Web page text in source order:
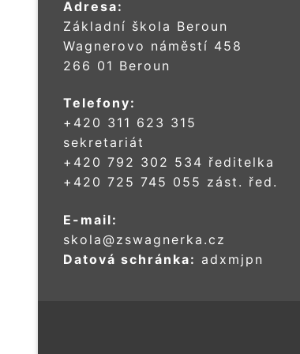
Adresa:
Základní škola Beroun
Wagnerovo náměstí 458
266 01 Beroun
Telefony:
+420 311 623 315
sekretariát
+420 792 302 534 ředitelka
+420 725 745 055 zást. řed.
E-mail:
skola@zswagnerka.cz
Datová schránka: adxmjpn